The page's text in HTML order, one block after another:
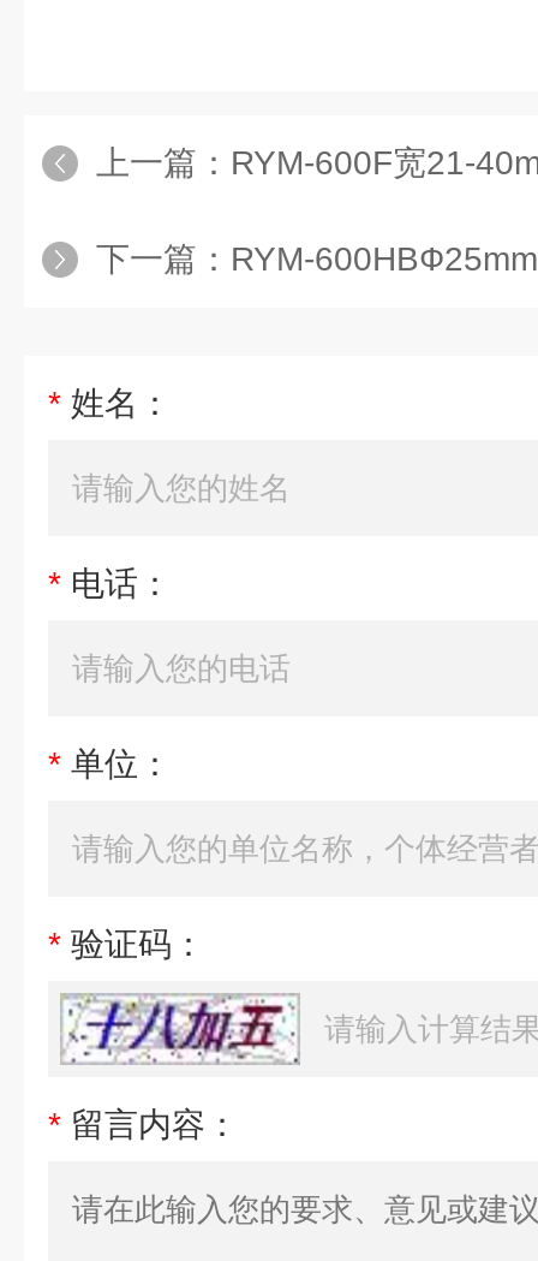
上一篇： RYM-600F宽21-40mm300℃方形电
下一篇： RYM-600HBФ25mm新诺红外加
* 姓名：
* 电话：
* 单位：
* 验证码：
* 留言内容：